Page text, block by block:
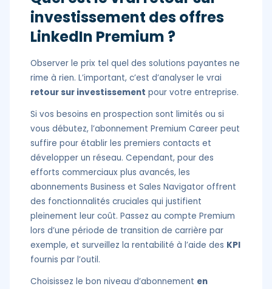
investissement des offres
LinkedIn Premium ?
Observer le prix tel quel des solutions payantes ne
rime à rien. L’important, c’est d’analyser le vrai
retour sur investissement pour votre entreprise.
Si vos besoins en prospection sont limités ou si
vous débutez, l’abonnement Premium Career peut
suffire pour établir les premiers contacts et
développer un réseau. Cependant, pour des
efforts commerciaux plus avancés, les
abonnements Business et Sales Navigator offrent
des fonctionnalités cruciales qui justifient
pleinement leur coût. Passez au compte Premium
lors d’une période de transition de carrière par
exemple, et surveillez la rentabilité à l’aide des KPI
fournis par l’outil.
Choisissez le bon niveau d’abonnement en